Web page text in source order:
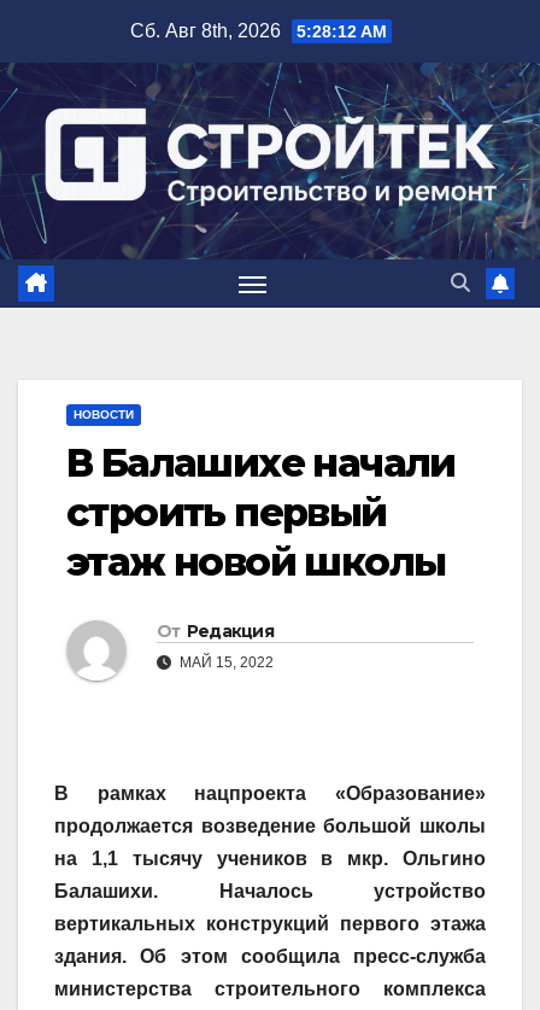
содержимому
Сб. Авг 8th, 2026 5:28:13 AM
НОВОСТИ
В Балашихе начали
строить первый
этаж новой школы
От Редакция
МАЙ 15, 2022
В рамках нацпроекта «Образование»
продолжается возведение большой школы
на 1,1 тысячу учеников в мкр. Ольгино
Балашихи. Началось устройство
вертикальных конструкций первого этажа
здания. Об этом сообщила пресс-служба
министерства строительного комплекса